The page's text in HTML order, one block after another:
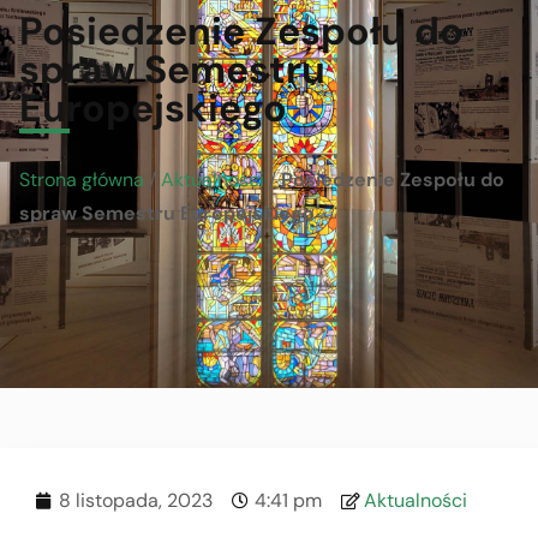
Posiedzenie Zespołu do
spraw Semestru
Europejskiego
Strona główna / Aktualności /Posiedzenie Zespołu do
spraw Semestru Europejskiego
8 listopada, 2023 4:41 pm Aktualności